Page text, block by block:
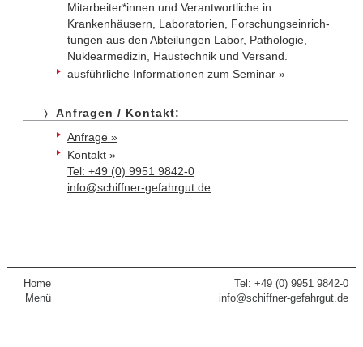
Mitarbeiter*innen und Verantwortliche in
Krankenhäusern, Laboratorien, Forschungs­einrich­
tungen aus den Abteilungen Labor, Pathologie,
Nuklearmedizin, Haustechnik und Versand.
ausführliche Informationen zum Seminar »
Anfragen / Kontakt:
Anfrage »
Kontakt »
Tel: +49 (0) 9951 9842-0
info@schiffner-gefahrgut.de
Home
Menü
Tel: +49 (0) 9951 9842-0
info@schiffner-gefahrgut.de